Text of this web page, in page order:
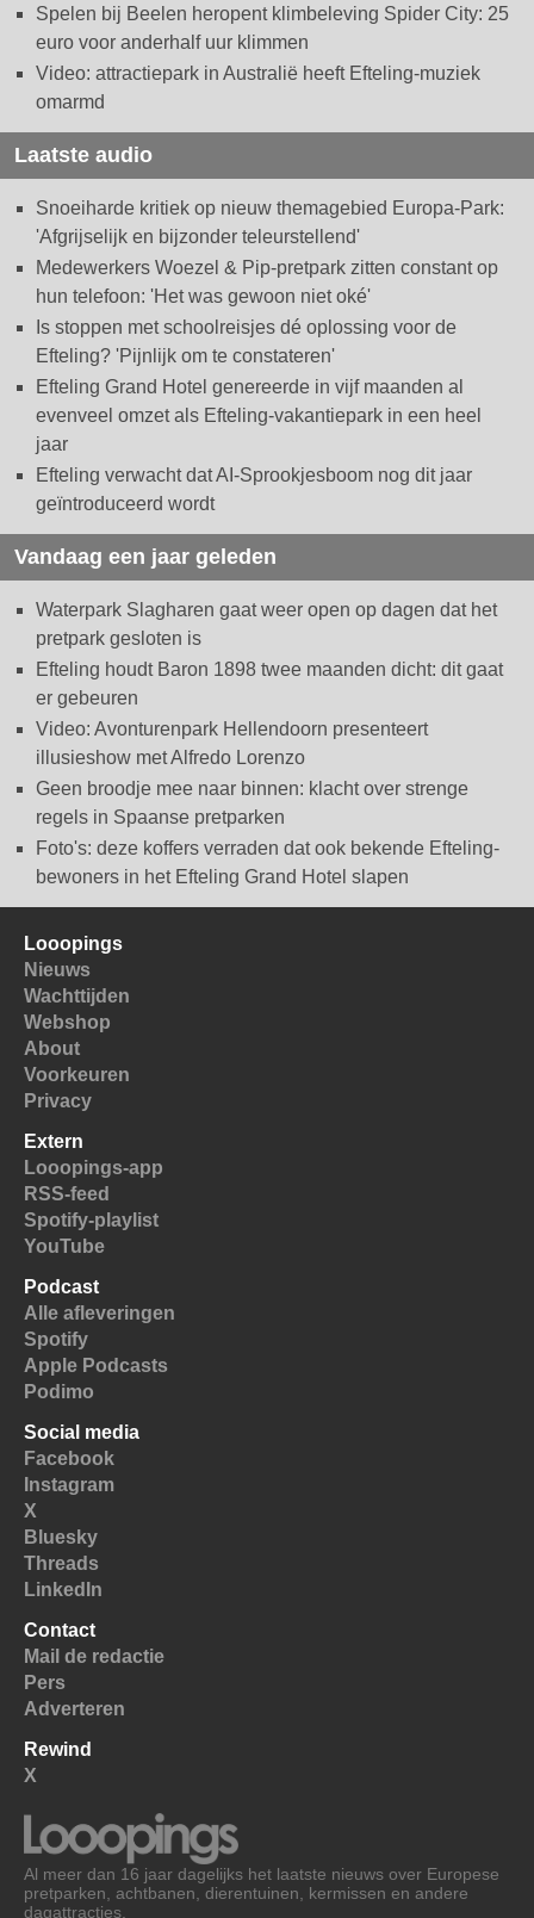
Spelen bij Beelen heropent klimbeleving Spider City: 25
euro voor anderhalf uur klimmen
Video: attractiepark in Australië heeft Efteling-muziek
omarmd
Laatste audio
Snoeiharde kritiek op nieuw themagebied Europa-Park:
'Afgrijselijk en bijzonder teleurstellend'
Medewerkers Woezel & Pip-pretpark zitten constant op
hun telefoon: 'Het was gewoon niet oké'
Is stoppen met schoolreisjes dé oplossing voor de
Efteling? 'Pijnlijk om te constateren'
Efteling Grand Hotel genereerde in vijf maanden al
evenveel omzet als Efteling-vakantiepark in een heel
jaar
Efteling verwacht dat AI-Sprookjesboom nog dit jaar
geïntroduceerd wordt
Vandaag een jaar geleden
Waterpark Slagharen gaat weer open op dagen dat het
pretpark gesloten is
Efteling houdt Baron 1898 twee maanden dicht: dit gaat
er gebeuren
Video: Avonturenpark Hellendoorn presenteert
illusieshow met Alfredo Lorenzo
Geen broodje mee naar binnen: klacht over strenge
regels in Spaanse pretparken
Foto's: deze koffers verraden dat ook bekende Efteling-
bewoners in het Efteling Grand Hotel slapen
Looopings
Nieuws
Wachttijden
Webshop
About
Voorkeuren
Privacy
Extern
Looopings-app
RSS-feed
Spotify-playlist
YouTube
Podcast
Alle afleveringen
Spotify
Apple Podcasts
Podimo
Social media
Facebook
Instagram
X
Bluesky
Threads
LinkedIn
Contact
Mail de redactie
Pers
Adverteren
Rewind
X
Al meer dan 16 jaar dagelijks het laatste nieuws over Europese
pretparken, achtbanen, dierentuinen, kermissen en andere
dagattracties.